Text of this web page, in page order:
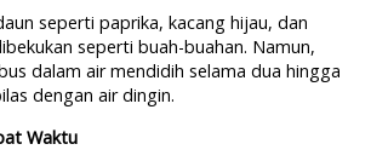
seperti paprika, kacang hijau, dan
seperti buah-buahan. Namun,
dalam air mendidih selama dua hingga
dengan air dingin.
Waktu